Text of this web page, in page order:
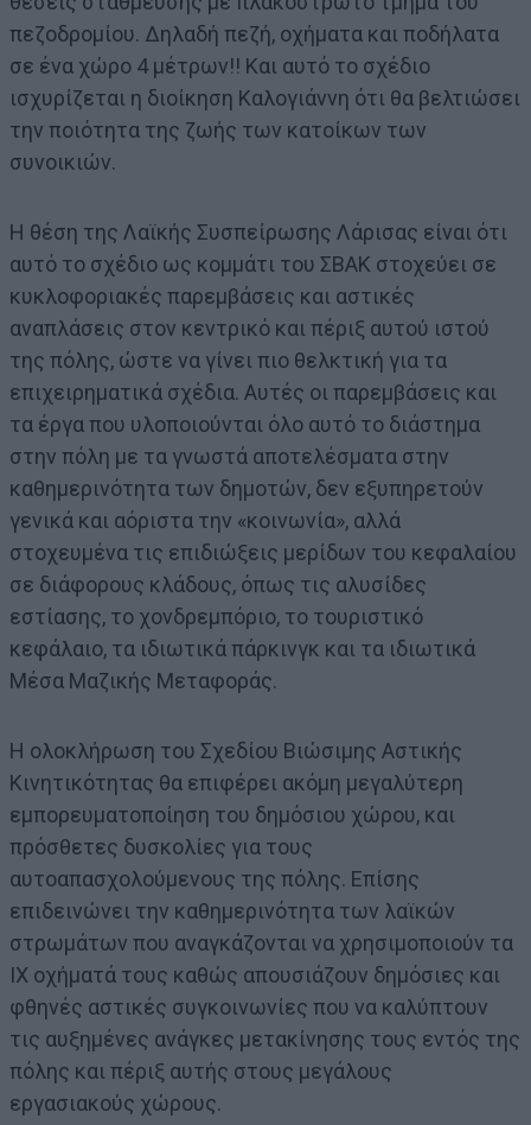
πεζοδρομίου. Δηλαδή πεζή, οχήματα και ποδήλατα
σε ένα χώρο 4 μέτρων!! Και αυτό το σχέδιο
ισχυρίζεται η διοίκηση Καλογιάννη ότι θα βελτιώσει
την ποιότητα της ζωής των κατοίκων των
συνοικιών.
Η θέση της Λαϊκής Συσπείρωσης Λάρισας είναι ότι
αυτό το σχέδιο ως κομμάτι του ΣΒΑΚ στοχεύει σε
κυκλοφοριακές παρεμβάσεις και αστικές
αναπλάσεις στον κεντρικό και πέριξ αυτού ιστού
της πόλης, ώστε να γίνει πιο θελκτική για τα
επιχειρηματικά σχέδια. Αυτές οι παρεμβάσεις και
τα έργα που υλοποιούνται όλο αυτό το διάστημα
στην πόλη με τα γνωστά αποτελέσματα στην
καθημερινότητα των δημοτών, δεν εξυπηρετούν
γενικά και αόριστα την «κοινωνία», αλλά
στοχευμένα τις επιδιώξεις μερίδων του κεφαλαίου
σε διάφορους κλάδους, όπως τις αλυσίδες
εστίασης, το χονδρεμπόριο, το τουριστικό
κεφάλαιο, τα ιδιωτικά πάρκινγκ και τα ιδιωτικά
Μέσα Μαζικής Μεταφοράς.
Η ολοκλήρωση του Σχεδίου Βιώσιμης Αστικής
Κινητικότητας θα επιφέρει ακόμη μεγαλύτερη
εμπορευματοποίηση του δημόσιου χώρου, και
πρόσθετες δυσκολίες για τους
αυτοαπασχολούμενους της πόλης. Επίσης
επιδεινώνει την καθημερινότητα των λαϊκών
στρωμάτων που αναγκάζονται να χρησιμοποιούν τα
ΙΧ οχήματά τους καθώς απουσιάζουν δημόσιες και
φθηνές αστικές συγκοινωνίες που να καλύπτουν
τις αυξημένες ανάγκες μετακίνησης τους εντός της
πόλης και πέριξ αυτής στους μεγάλους
εργασιακούς χώρους.